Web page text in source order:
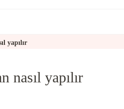
yapılır
nasıl yapılır